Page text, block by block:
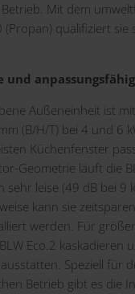
Mit dem
(Propan) qualifiziert sie
und anpassungsfähig
Außeneinheit ist
(B/H/T) bei 4 und 6
Küchenfenster
Geometrie läuft die
sehr leise (49 dB bei 9
kann sie
werden. Für
Eco.2 kaskadieren
Speziell für
Betrieb gibt es die